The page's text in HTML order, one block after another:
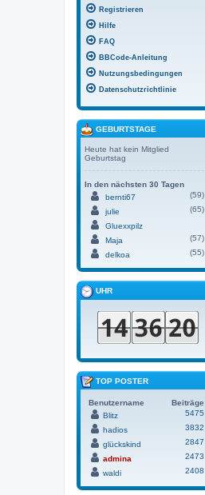
Registrieren
Hilfe
FAQ
BBCode-Anleitung
Nutzungsbedingungen
Datenschutzrichtlinie
GEBURTSTAGE
Heute hat kein Mitglied
Geburtstag
In den nächsten 30 Tagen
bernti67
(59)
julie
(65)
Gluexxpilz
Maja
(57)
delkoa
(55)
UHR
TOP POSTER
Benutzername
Beiträge
Blitz
5475
hadios
3832
glückskind
2847
admina
2473
waldi
2408